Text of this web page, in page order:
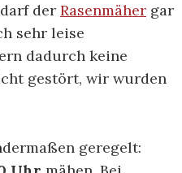
der Rasenmäher gar
sehr leise
dadurch keine
gestört, wir wurden
geregelt: